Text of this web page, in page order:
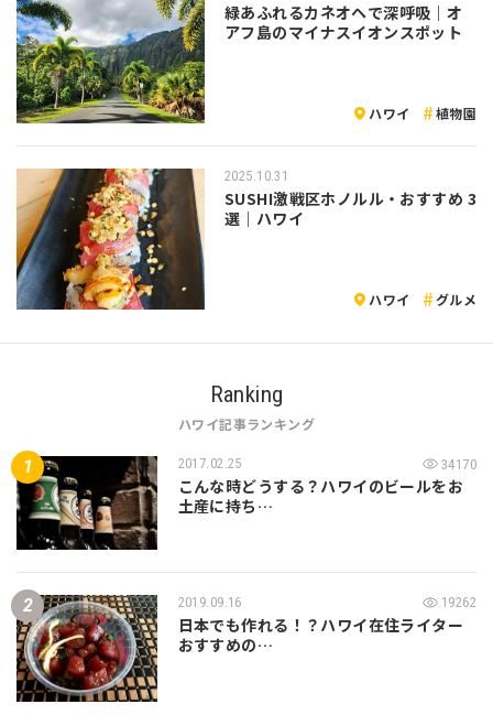
緑あふれるカネオヘで深呼吸｜オ
アフ島のマイナスイオンスポット
ハワイ 植物園
2025.10.31
SUSHI激戦区ホノルル・おすすめ 3
選｜ハワイ
ハワイ グルメ
Ranking
ハワイ記事ランキング
2017.02.25 34170
こんな時どうする？ハワイのビールをお
土産に持ち…
2019.09.16 19262
日本でも作れる！？ハワイ在住ライター
おすすめの…